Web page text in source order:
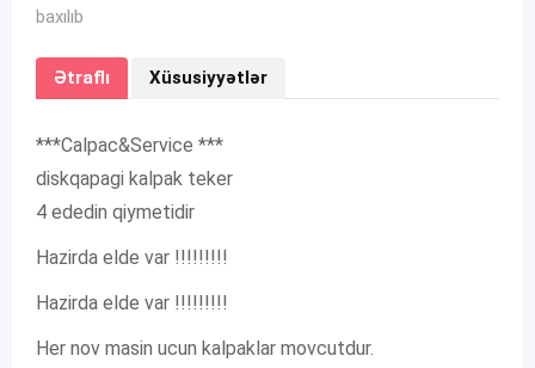
baxılıb
Ətraflı Xüsusiyyətlər
***Calpac&Service ***
diskqapagi kalpak teker
4 ededin qiymetidir
Hazirda elde var !!!!!!!!!
Hazirda elde var !!!!!!!!!
Her nov masin ucun kalpaklar movcutdur.